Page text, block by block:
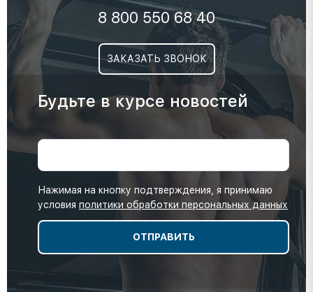
8 800 550 68 40
ЗАКАЗАТЬ ЗВОНОК
Будьте в курсе новостей
Нажимая на кнопку подтверждения, я принимаю
условия политики обработки персональных данных